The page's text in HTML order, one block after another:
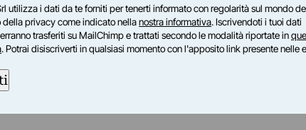
200 individuali).
utilizza i dati da te forniti per tenerti informato con regolarità sul mondo
della privacy come indicato nellanostra informativa. Iscrivendoti i tuoi dati
trasferiti su MailChimp e trattati secondo le modalità riportate in
. Potrai disiscriverti in qualsiasi momento con l'apposito link presente nelle